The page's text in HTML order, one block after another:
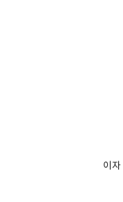
이자